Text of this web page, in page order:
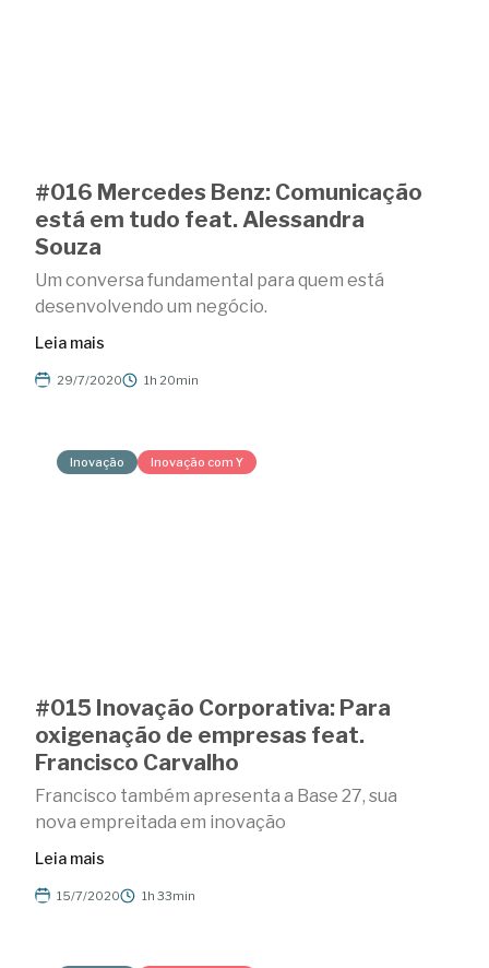
#016 Mercedes Benz: Comunicação
está em tudo feat. Alessandra
Souza
Um conversa fundamental para quem está
desenvolvendo um negócio.
Leia mais
29/7/2020 1h 20min
Inovação Inovação com Y
#015 Inovação Corporativa: Para
oxigenação de empresas feat.
Francisco Carvalho
Francisco também apresenta a Base 27, sua
nova empreitada em inovação
Leia mais
15/7/2020 1h 33min